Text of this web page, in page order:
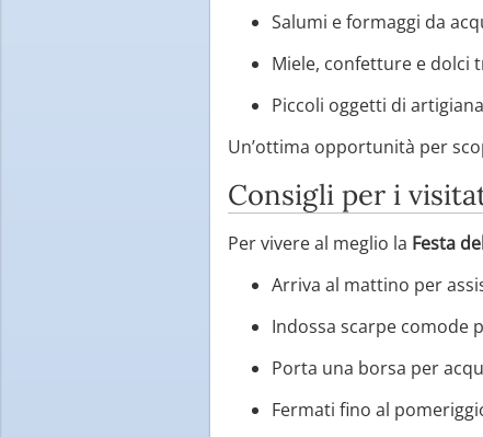
Salumi e formaggi da
Miele, confetture e dolci
Piccoli oggetti di
Un’ottima opportunità per
Consigli per i
Per vivere al meglio la Festa
Arriva al mattino per
Indossa scarpe comode
Porta una borsa per
Fermati fino al